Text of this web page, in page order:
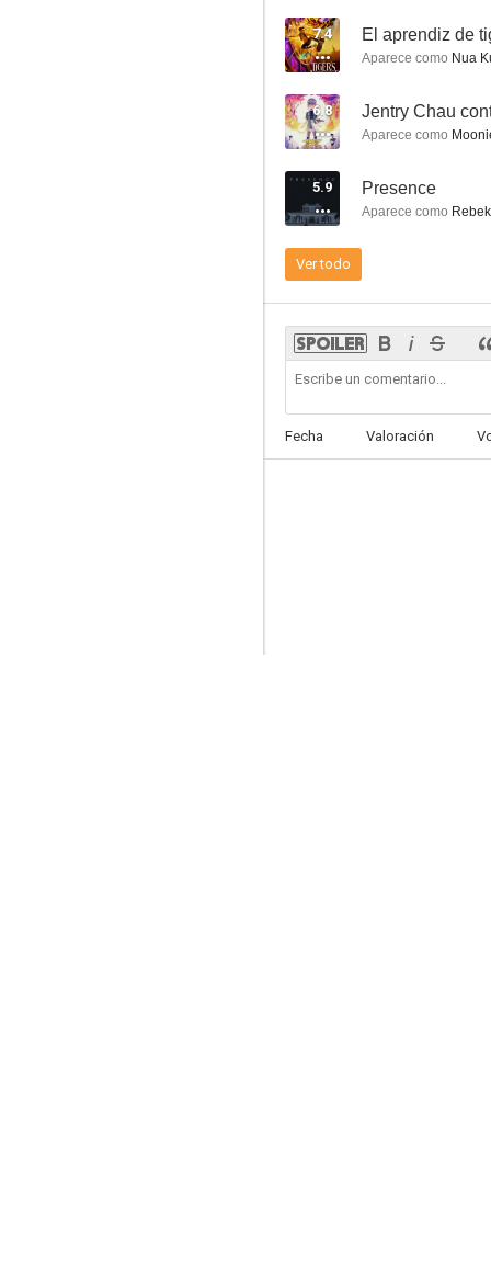
8.0
Graceland
7.8
7.4 El aprendiz de
Aparece como Nua
6.8 Jentry Chau
Aparece como
5.9 Presence
Aparece como
Ver todo
Fecha Valoración